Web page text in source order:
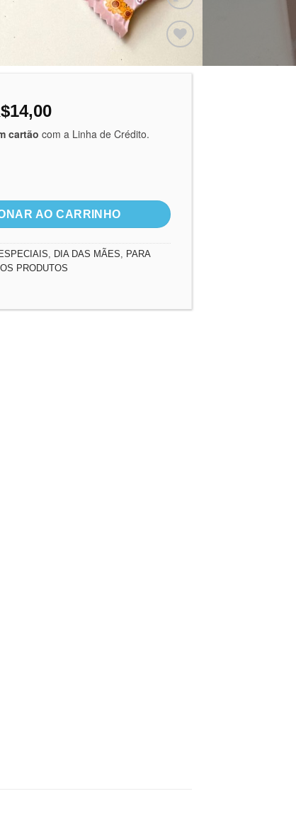
14,00O
preço
atual
cartão com a Linha de Crédito.
AO CARRINHO
DIA DAS MÃES
PARA
PRODUTOS